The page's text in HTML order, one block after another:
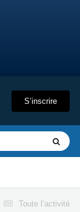
S’inscrire
Toute l’activité